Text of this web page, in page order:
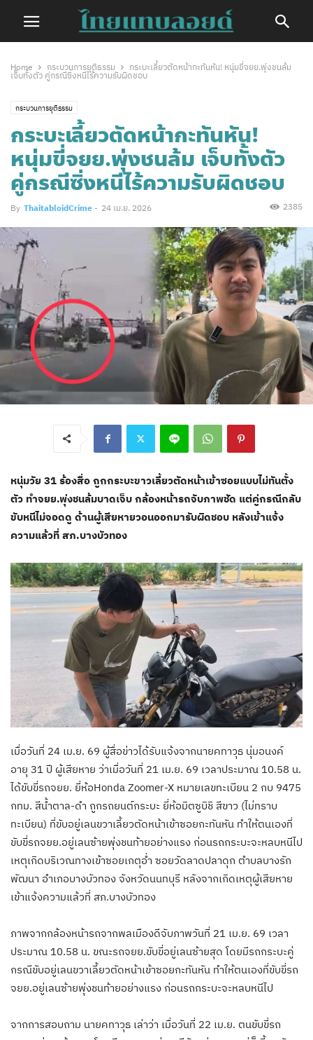
Home กระบวนการยุติธรรม
กระบะเลี้ยวตัดหน้ากะทันหัน! หนุ่มขี่จยย.พุ่งชนล้ม
เจ็บทั้งตัว คู่กรณีซิ่งหนีไร้ความรับผิดชอบ
กระบวนการยุติธรรม
กระบะเลี้ยวตัดหน้ากะทันหัน!
หนุ่มขี่จยย.พุ่งชนล้ม เจ็บทั้งตัว
คู่กรณีซิ่งหนีไร้ความรับผิดชอบ
By ThaitabloidCrime - 24 เม.ย. 2026 2385
หนุ่มวัย 31 ร้องสื่อ ถูกกระบะขาวเลี้ยวตัดหน้าเข้าซอยแบบไม่ทันตั้ง
ตัว ทำจยย.พุ่งชนล้มบาดเจ็บ กล้องหน้ารถจับภาพชัด แต่คู่กรณีกลับ
ขับหนีไม่จอดดู ด้านผู้เสียหายวอนออกมารับผิดชอบ หลังเข้าแจ้ง
ความแล้วที่ สภ.บางบัวทอง
เมื่อวันที่ 24 เม.ย. 69 ผู้สื่อข่าวได้รับแจ้งจากนายคทาวุธ นุ่มอนงค์
อายุ 31 ปี ผู้เสียหาย ว่าเมื่อวันที่ 21 เม.ย. 69 เวลาประมาณ 10.58 น.
ได้ขับขี่รถจยย. ยี่ห้อHonda Zoomer-X หมายเลขทะเบียน 2 กบ 9475
กทม. สีน้ำตาล-ดำ ถูกรถยนต์กระบะ ยี่ห้อมิตซูบิชิ สีขาว (ไม่ทราบ
ทะเบียน) ที่ขับอยู่เลนขวาเลี้ยวตัดหน้าเข้าซอยกะทันหัน ทำให้ตนเองที่
ขับขี่รถจยย.อยู่เลนซ้ายพุ่งชนท้ายอย่างแรง ก่อนรถกระบะจะหลบหนีไป
เหตุเกิดบริเวณทางเข้าซอยเกตุอ่ำ ซอยวัดลาดปลาดุก ตำบลบางรัก
พัฒนา อำเภอบางบัวทอง จังหวัดนนทบุรี หลังจากเกิดเหตุผู้เสียหาย
เข้าแจ้งความแล้วที่ สภ.บางบัวทอง
ภาพจากกล้องหน้ารถจากพลเมืองดีจับภาพวันที่ 21 เม.ย. 69 เวลา
ประมาณ 10.58 น. ขณะรถจยย.ขับขี่อยู่เลนซ้ายสุด โดยมีรถกระบะคู่
กรณีขับอยู่เลนขวาเลี้ยวตัดหน้าเข้าซอยกะทันหัน ทำให้ตนเองที่ขับขี่รถ
จยย.อยู่เลนซ้ายพุ่งชนท้ายอย่างแรง ก่อนรถกระบะจะหลบหนีไป
จากการสอบถาม นายคทาวุธ เล่าว่า เมื่อวันที่ 22 เม.ย. ตนขับขี่รถ